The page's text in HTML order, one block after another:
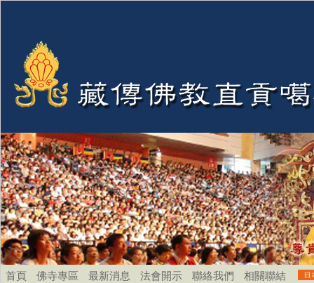
首頁 佛寺專區 最新消息 法會開示 聯絡我們 相關聯結